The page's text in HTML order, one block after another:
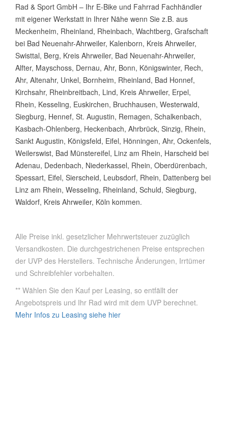
Rad & Sport GmbH – Ihr E-Bike und Fahrrad Fachhändler
mit eigener Werkstatt in Ihrer Nähe wenn Sie z.B. aus
Meckenheim, Rheinland, Rheinbach, Wachtberg, Grafschaft
bei Bad Neuenahr-Ahrweiler, Kalenborn, Kreis Ahrweiler,
Swisttal, Berg, Kreis Ahrweiler, Bad Neuenahr-Ahrweiler,
Alfter, Mayschoss, Dernau, Ahr, Bonn, Königswinter, Rech,
Ahr, Altenahr, Unkel, Bornheim, Rheinland, Bad Honnef,
Kirchsahr, Rheinbreitbach, Lind, Kreis Ahrweiler, Erpel,
Rhein, Kesseling, Euskirchen, Bruchhausen, Westerwald,
Siegburg, Hennef, St. Augustin, Remagen, Schalkenbach,
Kasbach-Ohlenberg, Heckenbach, Ahrbrück, Sinzig, Rhein,
Sankt Augustin, Königsfeld, Eifel, Hönningen, Ahr, Ockenfels,
Weilerswist, Bad Münstereifel, Linz am Rhein, Harscheid bei
Adenau, Dedenbach, Niederkassel, Rhein, Oberdürenbach,
Spessart, Eifel, Sierscheid, Leubsdorf, Rhein, Dattenberg bei
Linz am Rhein, Wesseling, Rheinland, Schuld, Siegburg,
Waldorf, Kreis Ahrweiler, Köln kommen.
Alle Preise inkl. gesetzlicher Mehrwertsteuer zuzüglich
Versandkosten. Die durchgestrichenen Preise entsprechen
der UVP des Herstellers. Technische Änderungen, Irrtümer
und Schreibfehler vorbehalten.
** Wählen Sie den Kauf per Leasing, so entfällt der
Angebotspreis und Ihr Rad wird mit dem UVP berechnet.
Mehr Infos zu Leasing siehe hier